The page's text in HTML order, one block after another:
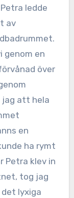
ledde
av
genom en
över
jag att hela
en
ha rymt
Petra klev in
tog jag
lyxiga